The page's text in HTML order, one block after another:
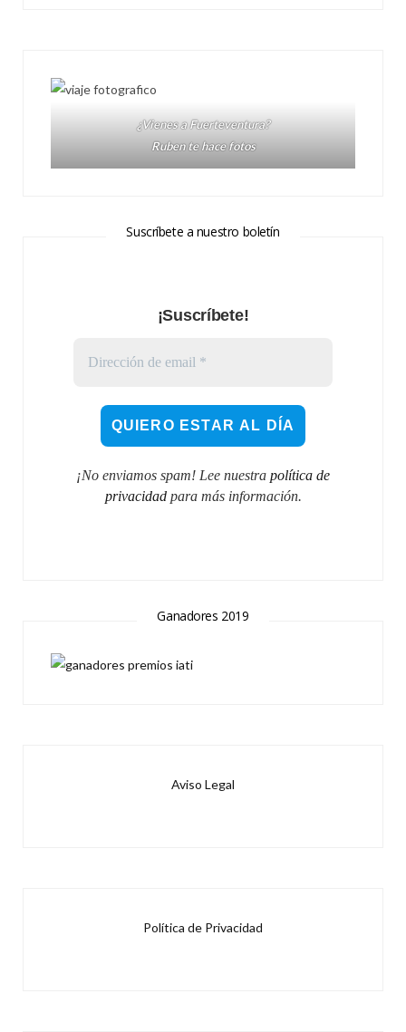
¿Vienes a Fuerteventura?
Ruben te hace fotos
Suscríbete a nuestro boletín
¡Suscríbete!
¡No enviamos spam! Lee nuestra política de
privacidadpara más información.
Ganadores 2019
Aviso Legal
Política de Privacidad